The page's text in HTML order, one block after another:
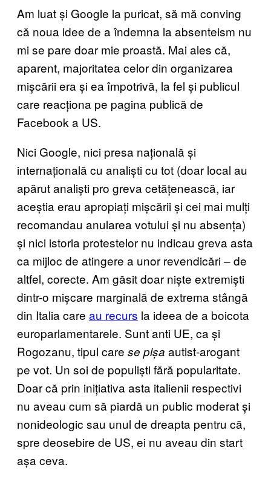
Am luat și Google la puricat, să mă conving
că noua idee de a îndemna la absenteism nu
mi se pare doar mie proastă. Mai ales că,
aparent, majoritatea celor din organizarea
mișcării era și ea împotrivă, la fel și publicul
care reacționa pe pagina publică de
Facebook a US.
Nici Google, nici presa națională și
internațională cu analiști cu tot (doar local au
apărut analiști pro greva cetățenească, iar
aceștia erau apropiați mișcării și cei mai mulți
recomandau anularea votului și nu absența)
și nici istoria protestelor nu indicau greva asta
ca mijloc de atingere a unor revendicări – de
altfel, corecte. Am găsit doar niște extremiști
dintr-o mișcare marginală de extrema stângă
din Italia care au recurs la ideea de a boicota
europarlamentarele. Sunt anti UE, ca și
Rogozanu, tipul care se pișa autist-arogant
pe vot. Un soi de populiști fără popularitate.
Doar că prin inițiativa asta italienii respectivi
nu aveau cum să piardă un public moderat și
nonideologic sau unul de dreapta pentru că,
spre deosebire de US, ei nu aveau din start
așa ceva.